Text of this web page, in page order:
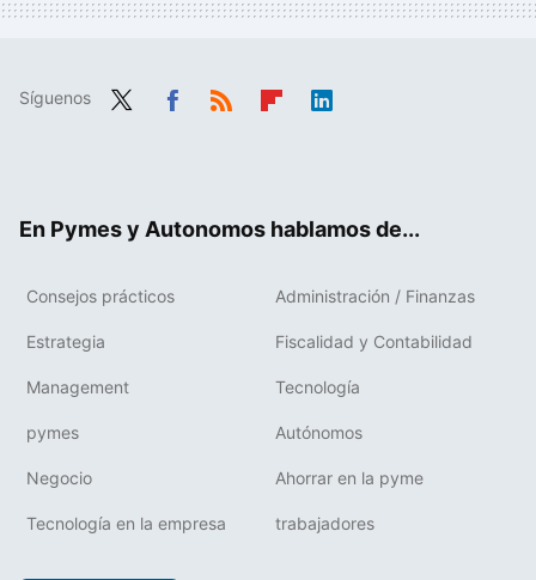
Síguenos
En Pymes y Autonomos hablamos de...
Consejos prácticos Administración / Finanzas
Estrategia Fiscalidad y Contabilidad
Management Tecnología
pymes Autónomos
Negocio Ahorrar en la pyme
Tecnología en la empresa trabajadores